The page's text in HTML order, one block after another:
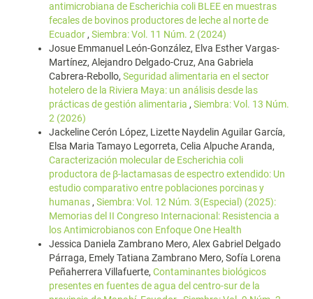
antimicrobiana de Escherichia coli BLEE en muestras
fecales de bovinos productores de leche al norte de
Ecuador , Siembra: Vol. 11 Núm. 2 (2024)
Josue Emmanuel León-González, Elva Esther Vargas-
Martínez, Alejandro Delgado-Cruz, Ana Gabriela
Cabrera-Rebollo, Seguridad alimentaria en el sector
hotelero de la Riviera Maya: un análisis desde las
prácticas de gestión alimentaria , Siembra: Vol. 13 Núm.
2 (2026)
Jackeline Cerón López, Lizette Naydelin Aguilar García,
Elsa Maria Tamayo Legorreta, Celia Alpuche Aranda,
Caracterización molecular de Escherichia coli
productora de β-lactamasas de espectro extendido: Un
estudio comparativo entre poblaciones porcinas y
humanas , Siembra: Vol. 12 Núm. 3(Especial) (2025):
Memorias del II Congreso Internacional: Resistencia a
los Antimicrobianos con Enfoque One Health
Jessica Daniela Zambrano Mero, Alex Gabriel Delgado
Párraga, Emely Tatiana Zambrano Mero, Sofía Lorena
Peñaherrera Villafuerte, Contaminantes biológicos
presentes en fuentes de agua del centro-sur de la